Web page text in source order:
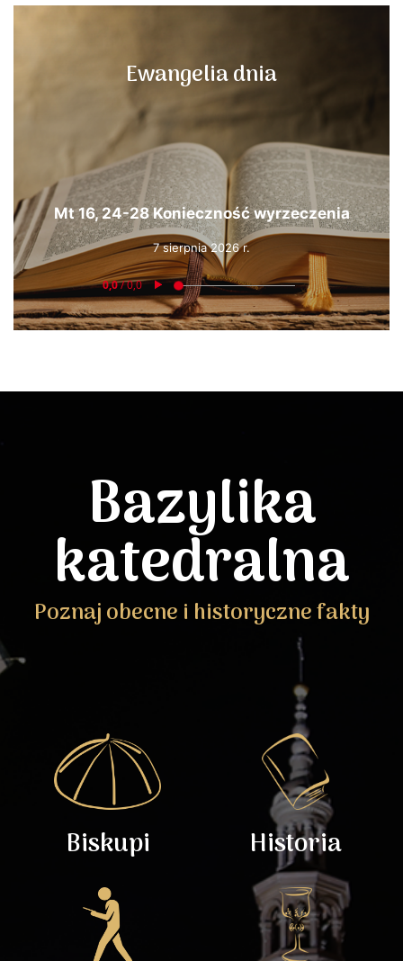
Ewangelia dnia
Mt 16, 24-28 Konieczność wyrzeczenia
7 sierpnia 2026 r.
Bazylika
katedralna
Poznaj obecne i historyczne fakty
Biskupi Historia